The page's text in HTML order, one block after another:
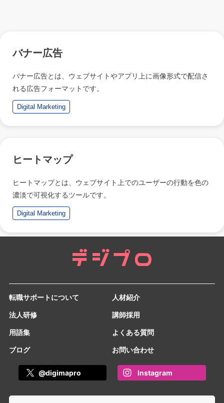
バナー広告
バナー広告とは、ウェブサイトやアプリ上に画像形式で配信さ
れる広告フォーマットです。
Digital Marketing
ヒートマップ
ヒートマップとは、ウェブサイト上でのユーザーの行動を色の
濃淡で可視化するツールです。
Digital Marketing
転職サポートについて 人材紹介
法人研修 講師採用
用語集 よくある質問
ブログ お問い合わせ
@digimapro Instagram